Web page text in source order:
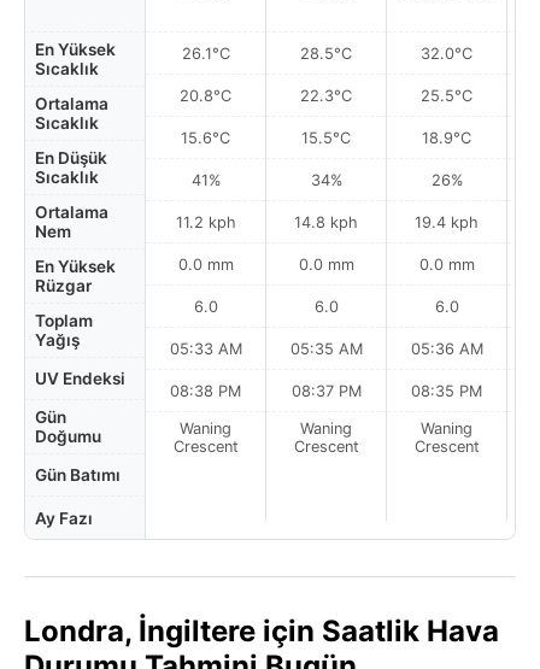
En Yüksek
Sıcaklık
Ortalama
Sıcaklık
En Düşük
Sıcaklık
Ortalama
Nem
En Yüksek
Rüzgar
Toplam
Yağış
UV Endeksi
Gün
Doğumu
Gün Batımı
Ay Fazı
26.1°C
20.8°C
15.6°C
41%
11.2 kph
0.0 mm
6.0
05:33 AM
08:38 PM
Waning
Crescent
28.5°C
22.3°C
15.5°C
34%
14.8 kph
0.0 mm
6.0
05:35 AM
08:37 PM
Waning
Crescent
32.0°C
25.5°C
18.9°C
26%
19.4 kph
0.0 mm
6.0
05:36 AM
08:35 PM
Waning
Crescent
Londra, İngiltere için Saatlik Hava